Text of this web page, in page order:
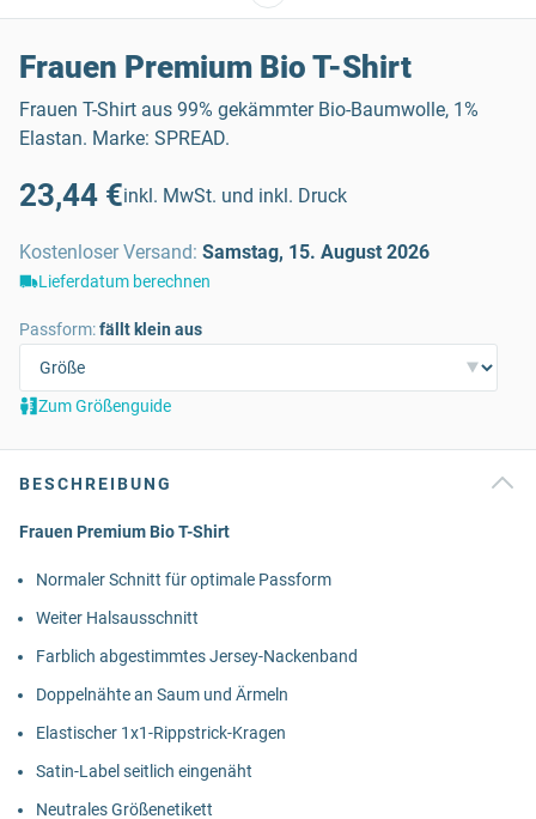
Frauen Premium Bio T-Shirt
Frauen T-Shirt aus 99% gekämmter Bio-Baumwolle, 1%
Elastan. Marke: SPREAD.
23,44 €inkl. MwSt. und inkl. Druck
Kostenloser Versand: Samstag, 15. August 2026
Lieferdatum berechnen
Passform:fällt klein aus
Zum Größenguide
BESCHREIBUNG
Frauen Premium Bio T-Shirt
Normaler Schnitt für optimale Passform
Weiter Halsausschnitt
Farblich abgestimmtes Jersey-Nackenband
Doppelnähte an Saum und Ärmeln
Elastischer 1x1-Rippstrick-Kragen
Satin-Label seitlich eingenäht
Neutrales Größenetikett